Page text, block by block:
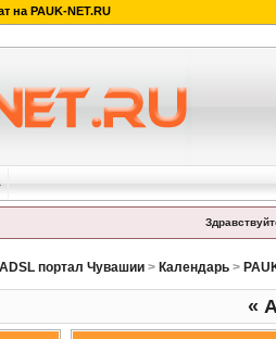
портал Чувашии> Календарь>
«